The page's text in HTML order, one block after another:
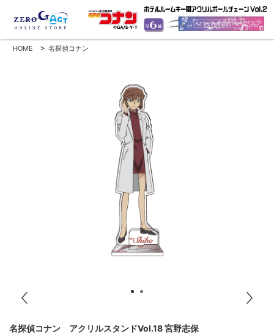
HOME > 名探偵コナン
名探偵コナン アクリルスタンドVol.18 宮野志保